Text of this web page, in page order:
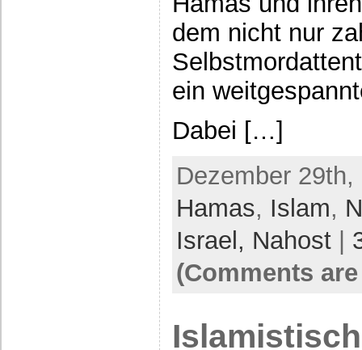
dem nicht nur
ein
Dabei […]
Dezember
Hamas, Islam,
Israel, Nahost |
(Comments